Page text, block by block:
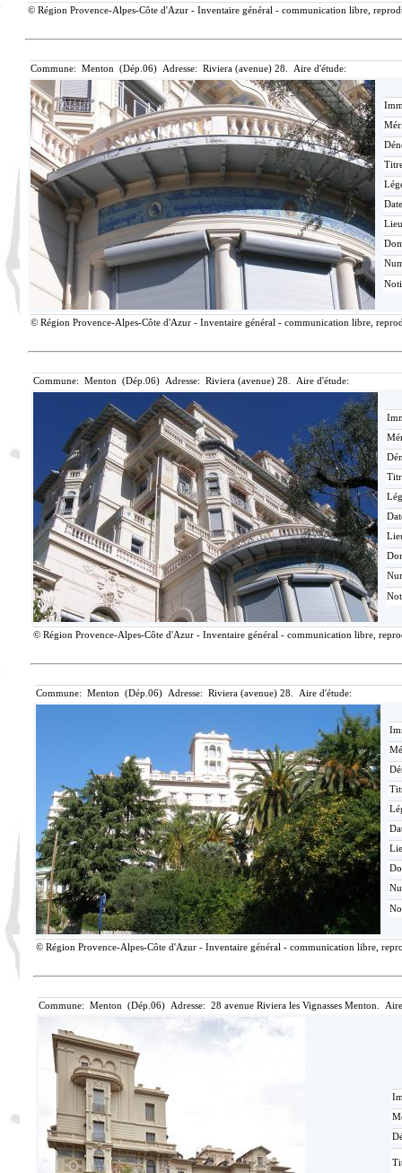
© Région Provence-Alpes-Côte d'Azur - Inventaire général - communication libre,
Commune: Menton (Dép.06) Adresse: Riviera (avenue) 28. Aire d'étude:
© Région Provence-Alpes-Côte d'Azur - Inventaire général - communication libre,
Commune: Menton (Dép.06) Adresse: Riviera (avenue) 28. Aire d'étude:
© Région Provence-Alpes-Côte d'Azur - Inventaire général - communication libre,
Commune: Menton (Dép.06) Adresse: Riviera (avenue) 28. Aire d'étude:
© Région Provence-Alpes-Côte d'Azur - Inventaire général - communication libre,
Commune: Menton (Dép.06) Adresse: 28 avenue Riviera les Vignasses Menton.